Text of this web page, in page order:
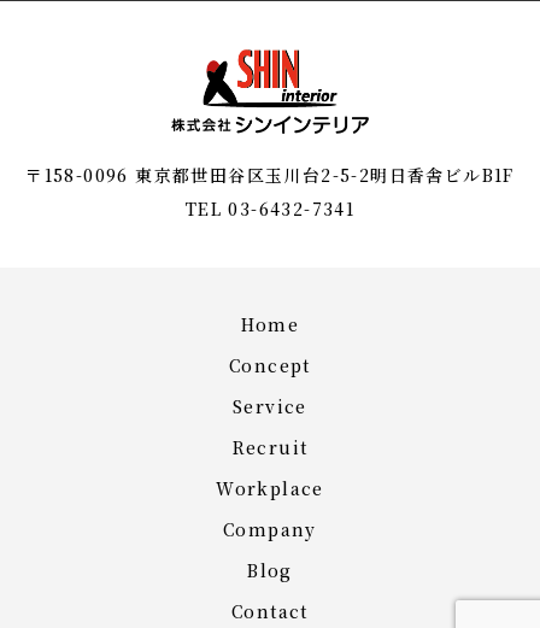
〒158-0096 東京都世田谷区玉川台2-5-2明日香舎ビルB1F
TEL 03-6432-7341
Home
Concept
Service
Recruit
Workplace
Company
Blog
Contact